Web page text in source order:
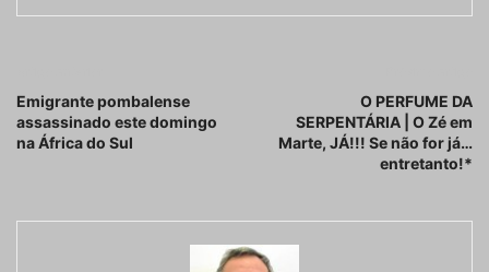
Emigrante pombalense
assassinado este domingo
na África do Sul
O PERFUME DA
SERPENTÁRIA | O Zé em
Marte, JÁ!!! Se não for já…
entretanto!*